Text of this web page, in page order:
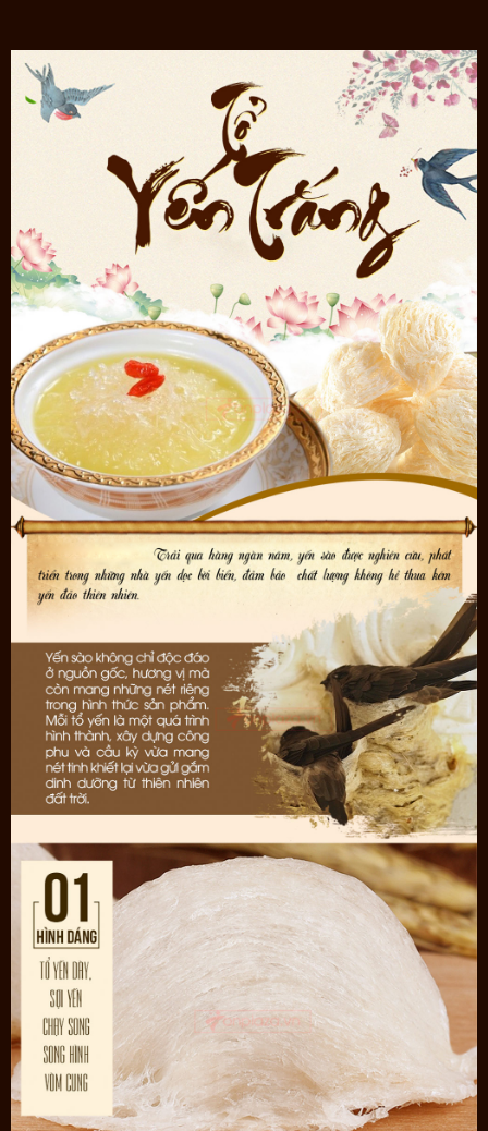
Do hạn chế tối đa việc tiếp xúc với nhiều nước, ít thông qua đúc
khuôn phục dựng, yến sào rút lông gần như giữ được hình dạng ban
sơ của tổ yến, sạch lông, màu trắng ngà. Nếu mua đi biếu, những tổ
yến này cũng đã được xếp trong khuôn, mang làm quà biếu cũng
rất hợp lý hoặc có thể lựa chọn sản phẩm dòng sản phẩm yến tinh
chế tự nhiên được khai thác ngoài đảo yến:Yến sào tinh chế Khánh
giúp nâng tầm giá trị của món quà tặng.
Tổ Yến Nhà nuôi theo tiêu chuẩn
Được tuyển chọn theo đúng tỉ lệ vàng (chọn 10 tổ chỉ lấy 1 tổ),
chỉ lấy duy nhất loại tổ yến khít, sợi nhiều.
Độ thẩm mỹ cao hơn khoảng 20% so với loại tổ yến thường.
Hoàn toàn giữ nguyên được 80% hình dáng ban đầu, sau khi xử lý,
tỉ lệ hao hụt chỉ khoảng gần 10%.
Tiết kiệm thời gian chế biến cho người dùng tối đa.
Hoàn toàn không sử dụng các chất bảo quản, tẩm ướp và phụ
gia.
Cam kết đền hoàn gấp 10 lần nếu là yến giả, yến kém chất lượng
Sản phẩm được đóng trong hộp kín sang trọng và bắt mắt, trọng
lượng mỗi hộp là 100g, có tem chống hàng giả giúp người mua dễ